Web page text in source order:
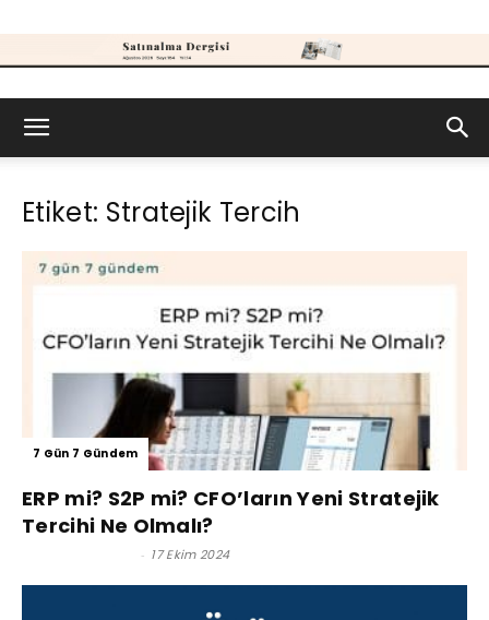
Dergisi
Etiket: Stratejik Tercih
7 Gün 7 Gündem
ERP mi? S2P mi? CFO’ların Yeni Stratejik
Tercihi Ne Olmalı?
- 17 Ekim 2024